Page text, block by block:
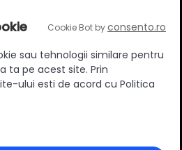
Cookie Bot byconsento.ro
sau tehnologii similare pentru
ta pe acest site. Prin
esti de acord cu Politica